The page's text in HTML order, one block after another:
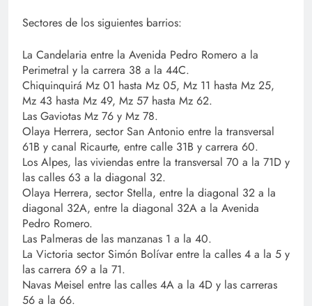
Sectores de los siguientes barrios:
La Candelaria entre la Avenida Pedro Romero a la
Perimetral y la carrera 38 a la 44C.
Chiquinquirá Mz 01 hasta Mz 05, Mz 11 hasta Mz 25,
Mz 43 hasta Mz 49, Mz 57 hasta Mz 62.
Las Gaviotas Mz 76 y Mz 78.
Olaya Herrera, sector San Antonio entre la transversal
61B y canal Ricaurte, entre calle 31B y carrera 60.
Los Alpes, las viviendas entre la transversal 70 a la 71D y
las calles 63 a la diagonal 32.
Olaya Herrera, sector Stella, entre la diagonal 32 a la
diagonal 32A, entre la diagonal 32A a la Avenida
Pedro Romero.
Las Palmeras de las manzanas 1 a la 40.
La Victoria sector Simón Bolívar entre la calles 4 a la 5 y
las carrera 69 a la 71.
Navas Meisel entre las calles 4A a la 4D y las carreras
56 a la 66.